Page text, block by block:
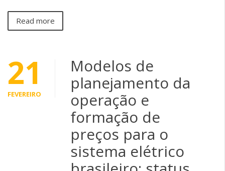
Read more
21
FEVEREIRO
Modelos de
planejamento da
operação e
formação de
preços para o
sistema elétrico